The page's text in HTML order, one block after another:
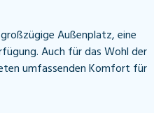
Außenplatz, eine
Auch für das Wohl der
umfassenden Komfort für